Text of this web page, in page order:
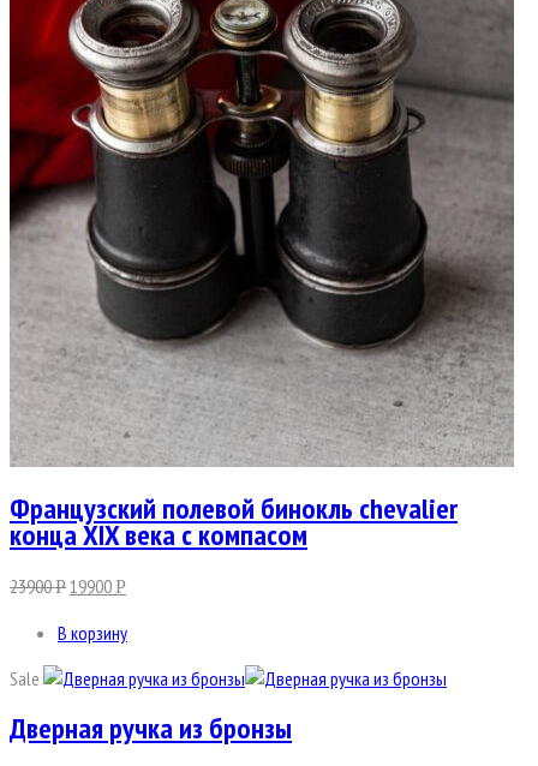
Французский полевой бинокль chevalier
конца XIX века с компасом
23900Р19900Р
В корзину
Sale
Дверная ручка из бронзы